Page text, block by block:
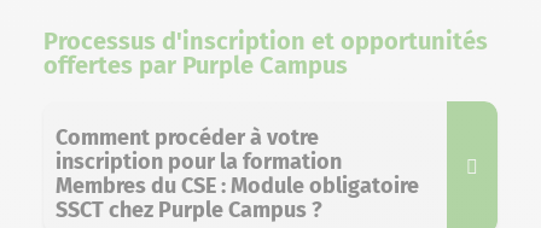
Processus d'inscription et opportunités
offertes par Purple Campus
Comment procéder à votre
inscription pour la formation
Membres du CSE : Module obligatoire
SSCT chez Purple Campus ?